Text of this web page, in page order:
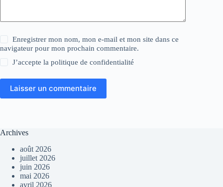
Enregistrer mon nom, mon e-mail et mon site dans ce
navigateur pour mon prochain commentaire.
J’accepte lapolitique de confidentialité
Laisser un commentaire
Archives
août 2026
juillet 2026
juin 2026
mai 2026
avril 2026